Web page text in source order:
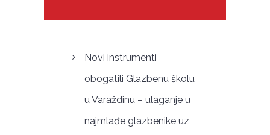
Novi instrumenti
obogatili Glazbenu školu
u Varaždinu – ulaganje u
najmlađe glazbenike uz